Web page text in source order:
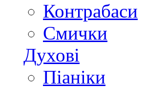
Контрабаси
Смички
Духові
Піаніки